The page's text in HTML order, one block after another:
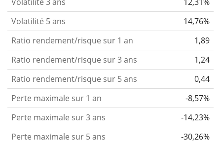
Volatilité 5 ans
14,76%
Ratio rendement/risque sur 1 an
1,89
Ratio rendement/risque sur 3 ans
1,24
Ratio rendement/risque sur 5 ans
0,44
Perte maximale sur 1 an
-8,57%
Perte maximale sur 3 ans
-14,23%
Perte maximale sur 5 ans
-30,26%